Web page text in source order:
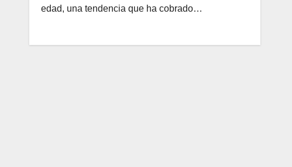
edad, una tendencia que ha cobrado…